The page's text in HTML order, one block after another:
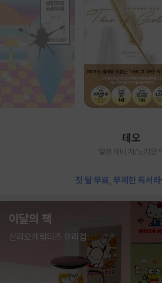
테오
앨런 레비 저/노지양
첫 달 무료, 무제한 독서
이달의 책
산리오캐릭터즈 유리컵